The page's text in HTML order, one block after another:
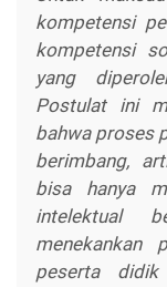
kompetensi
kompetensi
yang
Postulat ini
bahwa proses
berimbang,
bisa hanya
intelektual
menekankan
peserta